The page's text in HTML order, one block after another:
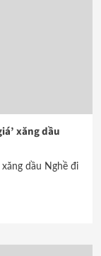
xăng dầu
dầu Nghề đi